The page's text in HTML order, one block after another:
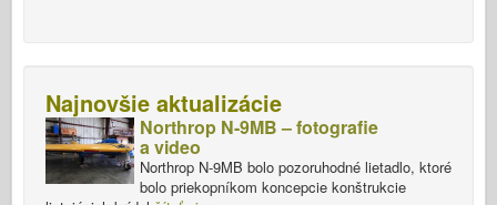
Najnovšie aktualizácie
Northrop N-9MB – fotografie
a video
Northrop N-9MB bolo pozoruhodné lietadlo, ktoré
bolo priekopníkom koncepcie konštrukcie